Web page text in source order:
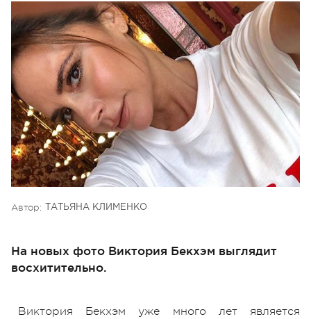
Автор: ТАТЬЯНА КЛИМЕНКО
На новых фото Виктория Бекхэм выглядит
восхитительно.
Виктория Бекхэм уже много лет является